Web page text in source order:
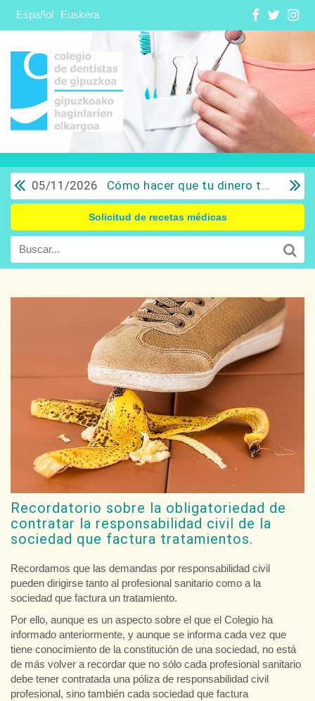
Español Euskera
05/11/2026 Cómo hacer que tu dinero trabaje para ti: Del ahorro a la inversión con sentido común.
Solicitud de recetas médicas
Recordatorio sobre la obligatoriedad de
contratar la responsabilidad civil de la
sociedad que factura tratamientos.
Recordamos que las demandas por responsabilidad civil
pueden dirigirse tanto al profesional sanitario como a la
sociedad que factura un tratamiento.
Por ello, aunque es un aspecto sobre el que el Colegio ha
informado anteriormente, y aunque se informa cada vez que
tiene conocimiento de la constitución de una sociedad, no está
de más volver a recordar que no sólo cada profesional sanitario
debe tener contratada una póliza de responsabilidad civil
profesional, sino también cada sociedad que factura